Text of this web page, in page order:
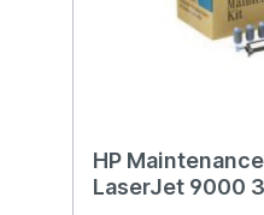
HP
LaserJet 9000